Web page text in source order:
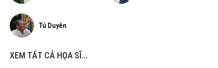
Tú Duyên
XEM TẤT CẢ HỌA SĨ...